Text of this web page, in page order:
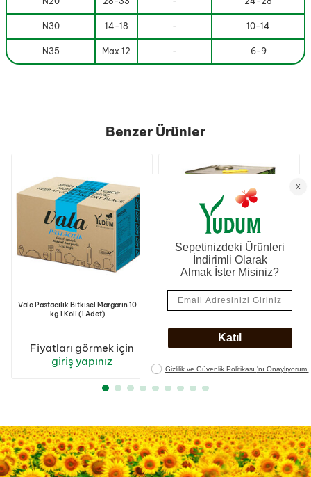
N30 14-18 - 10-14
N35 Max 12 - 6-9
Benzer Ürünler
Vala Pastacılık Bitkisel Margarin 10
kg 1 Koli (1 Adet)
Fiyatları görmek için
giriş yapınız
Vala Baklava Bitkisel Susuz Yağ 18
lt 1 Koli (1 Adet)
Fiyatları görmek için